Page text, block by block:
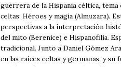
guerrera de la Hispania céltica,
celtas: Héroes y magia (Almuzara).
perspectivas a la interpretación
del mito (Berenice) e Hispanofilia.
tradicional. Junto a Daniel Gómez
en las raíces celtas y germanas, y